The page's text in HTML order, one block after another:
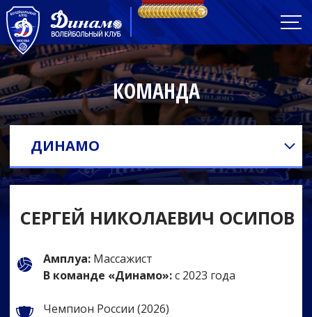
КОМАНДА
ДИНАМО
СЕРГЕЙ НИКОЛАЕВИЧ ОСИПОВ
Амплуа: Массажист
В команде «Динамо»:с 2023 года
Чемпион России (2026)